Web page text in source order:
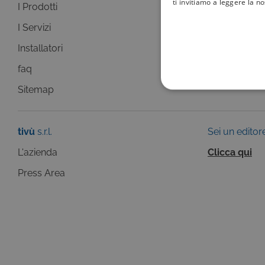
I Prodotti
I Servizi
Installatori
faq
Sitemap
La Guida +
tivù s.r.l.
L'azienda
Press Area
Sei un
Clicca qui
COOKIE
visualizzazione del sito e
selezionati (es. lingua,
loro installazione, ma in